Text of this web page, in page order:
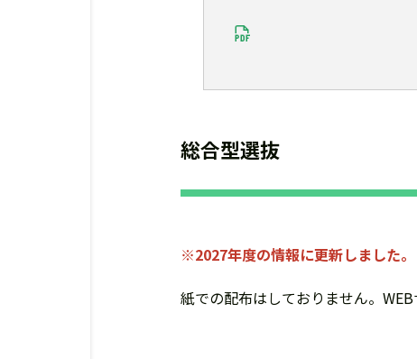
総合型選抜
※2027年度の情報に更新しました。
紙での配布はしておりません。